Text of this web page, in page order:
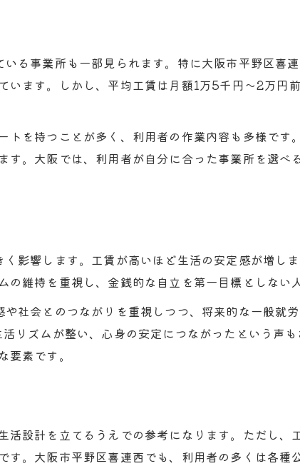
者の声に学ぶ現実
に与える影響を知る
に取り組むポイント
給料水準のリアル
料事情をデータで確認
る事業所も一部見られます。特に大阪市平野区喜
ます。しかし、平均工賃は月額1万5千円〜2万円
を持つことが多く、利用者の作業内容も多様です
。大阪では、利用者が自分に合った事業所を選べ
影響します。工賃が高いほど生活の安定感が増し
維持を重視し、金銭的な自立を第一目標としない
社会とのつながりを重視しつつ、将来的な一般就
リズムが整い、心身の安定につながったという声
素です。
設計を立てるうえでの参考になります。ただし、
。大阪市平野区喜連西でも、利用者の多くは各種